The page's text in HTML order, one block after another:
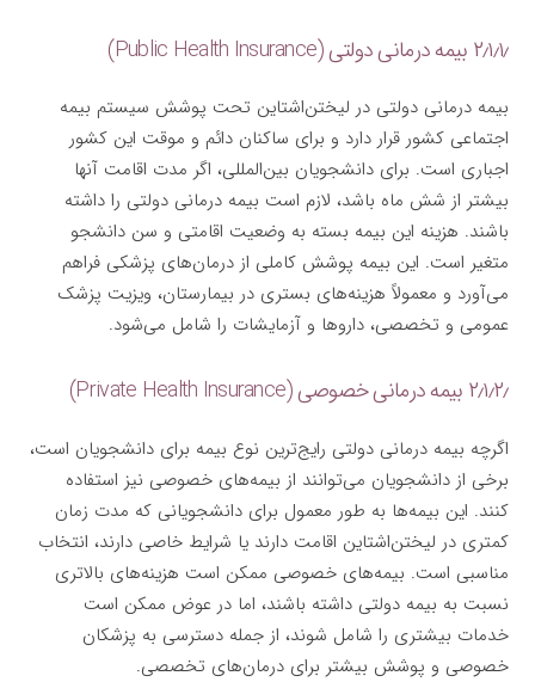
۲٫۱٫۱٫ بیمه درمانی دولتی (Public Health Insurance)
بیمه درمانی دولتی در لیختن‌اشتاین تحت پوشش سیستم بیمه‌
اجتماعی کشور قرار دارد و برای ساکنان دائم و موقت این کشور
اجباری است. برای دانشجویان بین‌المللی، اگر مدت اقامت آنها
بیشتر از شش ماه باشد، لازم است بیمه درمانی دولتی را داشته
باشند. هزینه این بیمه بسته به وضعیت اقامتی و سن دانشجو
متغیر است. این بیمه پوشش کاملی از درمان‌های پزشکی فراهم
می‌آورد و معمولاً هزینه‌های بستری در بیمارستان، ویزیت پزشک
عمومی و تخصصی، داروها و آزمایشات را شامل می‌شود.
۲٫۱٫۲٫ بیمه درمانی خصوصی (Private Health Insurance)
اگرچه بیمه درمانی دولتی رایج‌ترین نوع بیمه برای دانشجویان است،
برخی از دانشجویان می‌توانند از بیمه‌های خصوصی نیز استفاده
کنند. این بیمه‌ها به طور معمول برای دانشجویانی که مدت زمان
کمتری در لیختن‌اشتاین اقامت دارند یا شرایط خاصی دارند، انتخاب
مناسبی است. بیمه‌های خصوصی ممکن است هزینه‌های بالاتری
نسبت به بیمه دولتی داشته باشند، اما در عوض ممکن است
خدمات بیشتری را شامل شوند، از جمله دسترسی به پزشکان
خصوصی و پوشش بیشتر برای درمان‌های تخصصی.